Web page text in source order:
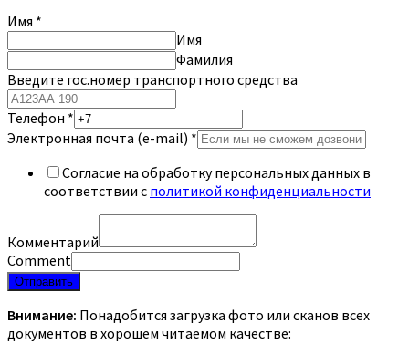
Имя *
Имя
Фамилия
Введите гос.номер транспортного средства
Телефон *
Электронная почта (e-mail) *
Согласие на обработку персональных данных в
соответствии с политикой конфиденциальности
Комментарий
Comment
Отправить
Внимание: Понадобится загрузка фото или сканов всех
документов в хорошем читаемом качестве: